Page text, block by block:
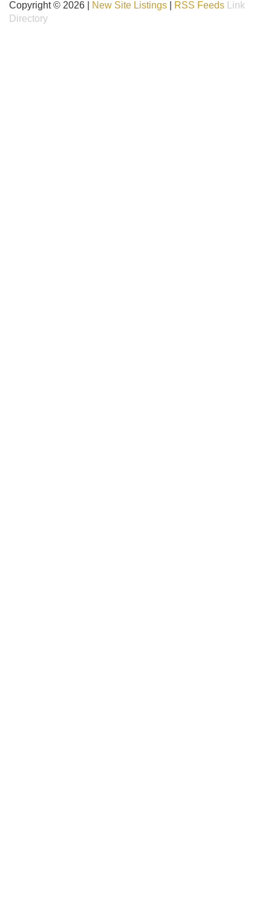
Copyright © 2026 | New Site Listings RSS Feeds
Link
Directory